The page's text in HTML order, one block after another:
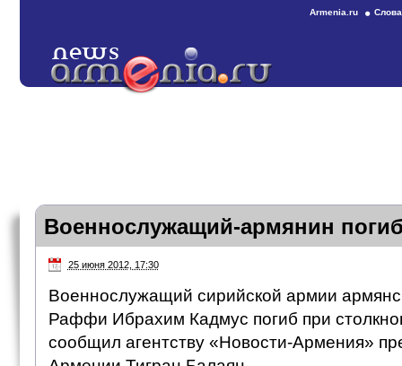
Armenia.ru
Военнослужащий-армянин
25 июня 2012, 17:30
Военнослужащий сирийской армии
Раффи Ибрахим Кадмус погиб при
сообщил агентству «Новости-Армения»